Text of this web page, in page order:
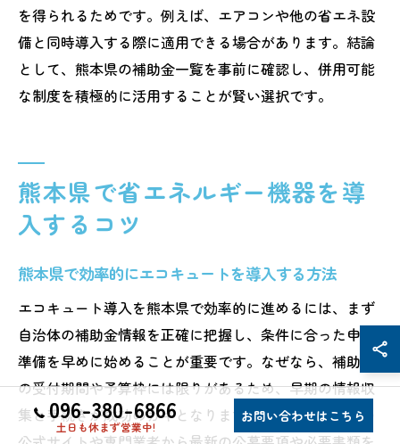
を得られるためです。例えば、エアコンや他の省エネ設
備と同時導入する際に適用できる場合があります。結論
として、熊本県の補助金一覧を事前に確認し、併用可能
な制度を積極的に活用することが賢い選択です。
熊本県で省エネルギー機器を導
入するコツ
熊本県で効率的にエコキュートを導入する方法
エコキュート導入を熊本県で効率的に進めるには、まず
自治体の補助金情報を正確に把握し、条件に合った申請
準備を早めに始めることが重要です。なぜなら、補助金
の受付期間や予算枠には限りがあるため、早期の情報収
集と手続きが成功のカギとなります。例えば、自治体の
096-380-6866
土日も休まず営業中!
お問い合わせはこちら